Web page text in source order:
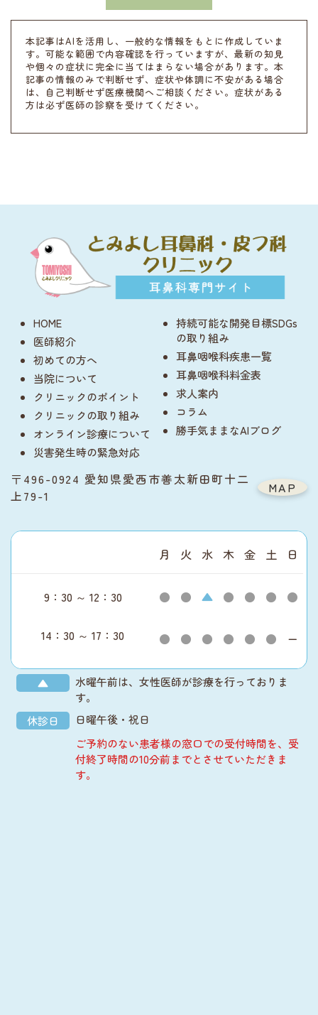
本記事はAIを活用し、一般的な情報をもとに作成していま
す。可能な範囲で内容確認を行っていますが、最新の知見
や個々の症状に完全に当てはまらない場合があります。本
記事の情報のみで判断せず、症状や体調に不安がある場合
は、自己判断せず医療機関へご相談ください。症状がある
方は必ず医師の診察を受けてください。
HOME
医師紹介
初めての方へ
当院について
クリニックのポイント
クリニックの取り組み
オンライン診療について
災害発生時の緊急対応
持続可能な開発目標SDGs
の取り組み
耳鼻咽喉科疾患一覧
耳鼻咽喉科料金表
求人案内
コラム
勝手気ままなAIブログ
〒496-0924 愛知県愛西市善太新田町十二
上79-1
MAP
月 火 水 木 金 土 日
9：30 ～ 12：30 ● ● ▲ ● ● ● ●
14：30 ～ 17：30 ● ● ● ● ● ● ー
▲
水曜午前は、女性医師が診療を行っておりま
す。
休診日
日曜午後・祝日
ご予約のない患者様の窓口での受付時間を、受
付終了時間の10分前までとさせていただきま
す。